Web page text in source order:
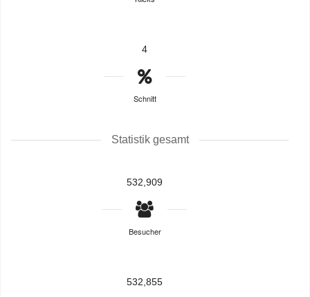
4
Schnitt
Statistik gesamt
532,909
Besucher
532,855